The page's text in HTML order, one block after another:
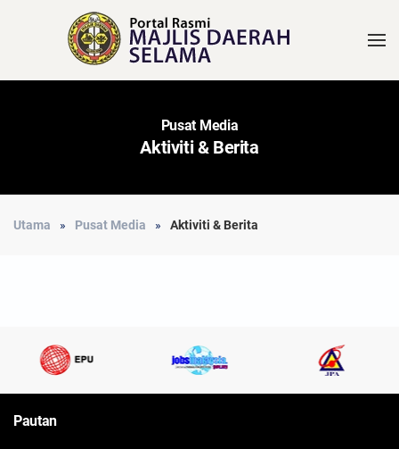
Pusat Media
Aktiviti & Berita
Utama Pusat Media Aktiviti & Berita
Pautan